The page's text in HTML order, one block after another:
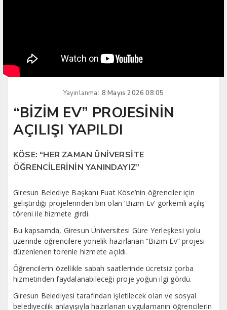
Yayınlanma: 8 Mayıs 2026 08:05
“BİZİM EV” PROJESİNİN
AÇILIŞI YAPILDI
KÖSE: “HER ZAMAN ÜNİVERSİTE
ÖĞRENCİLERİNİN YANINDAYIZ”
Giresun Belediye Başkanı Fuat Köse’nin öğrenciler için
geliştirdiği projelerinden biri olan ‘Bizim Ev’ görkemli açılış
töreni ile hizmete girdi.
Bu kapsamda, Giresun Üniversitesi Güre Yerleşkesi yolu
üzerinde öğrencilere yönelik hazırlanan “Bizim Ev” projesi
düzenlenen törenle hizmete açıldı.
Öğrencilerin özellikle sabah saatlerinde ücretsiz çorba
hizmetinden faydalanabileceği proje yoğun ilgi gördü.
Giresun Belediyesi tarafından işletilecek olan ve sosyal
belediyecilik anlayışıyla hazırlanan uygulamanın öğrencilerin